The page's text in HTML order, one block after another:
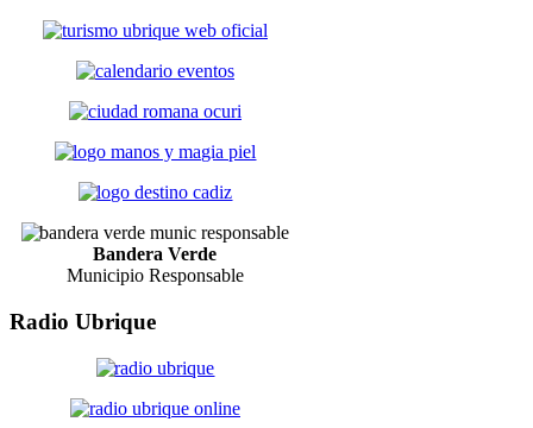
Bandera Verde
Municipio Responsable
Radio Ubrique